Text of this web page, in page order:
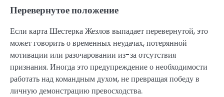
Перевернутое положение
Если карта Шестерка Жезлов выпадает перевернутой, это
может говорить о временных неудачах, потерянной
мотивации или разочаровании из-за отсутствия
признания. Иногда это предупреждение о необходимости
работать над командным духом, не превращая победу в
личную демонстрацию превосходства.